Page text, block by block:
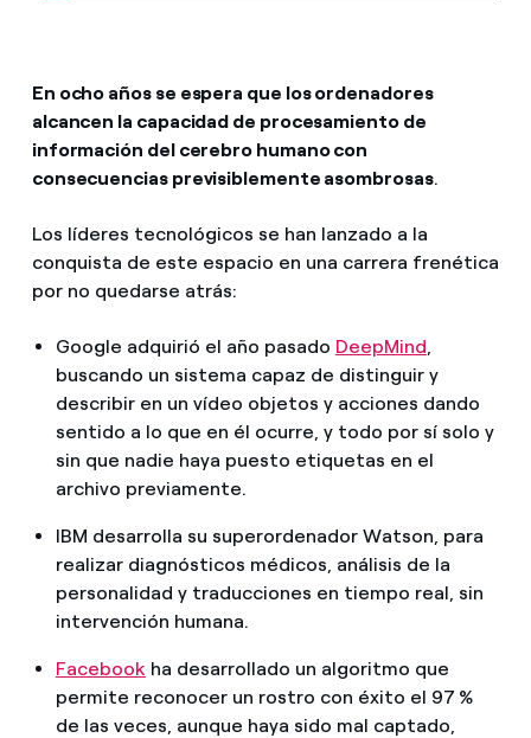
En ocho años se espera que los ordenadores
alcancen la capacidad de procesamiento de
información del cerebro humano con
consecuencias previsiblemente asombrosas.
Los líderes tecnológicos se han lanzado a la
conquista de este espacio en una carrera frenética
por no quedarse atrás:
Google adquirió el año pasado DeepMind,
buscando un sistema capaz de distinguir y
describir en un vídeo objetos y acciones dando
sentido a lo que en él ocurre, y todo por sí solo y
sin que nadie haya puesto etiquetas en el
archivo previamente.
IBM desarrolla su superordenador Watson, para
realizar diagnósticos médicos, análisis de la
personalidad y traducciones en tiempo real, sin
intervención humana.
Facebookha desarrollado un algoritmo que
permite reconocer un rostro con éxito el 97 %
de las veces, aunque haya sido mal captado,